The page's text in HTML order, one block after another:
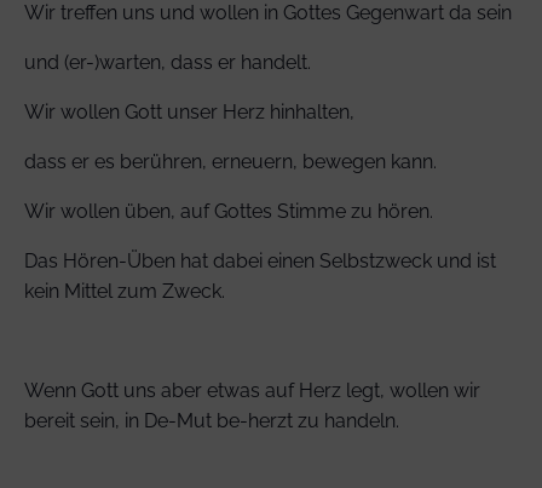
Wir treffen uns und wollen in Gottes Gegenwart da sein
und (er-)warten, dass er handelt.
Wir wollen Gott unser Herz hinhalten,
dass er es berühren, erneuern, bewegen kann.
Wir wollen üben, auf Gottes Stimme zu hören.
Das Hören-Üben hat dabei einen Selbstzweck und ist
kein Mittel zum Zweck.
Wenn Gott uns aber etwas auf Herz legt, wollen wir
bereit sein, in De-Mut be-herzt zu handeln.